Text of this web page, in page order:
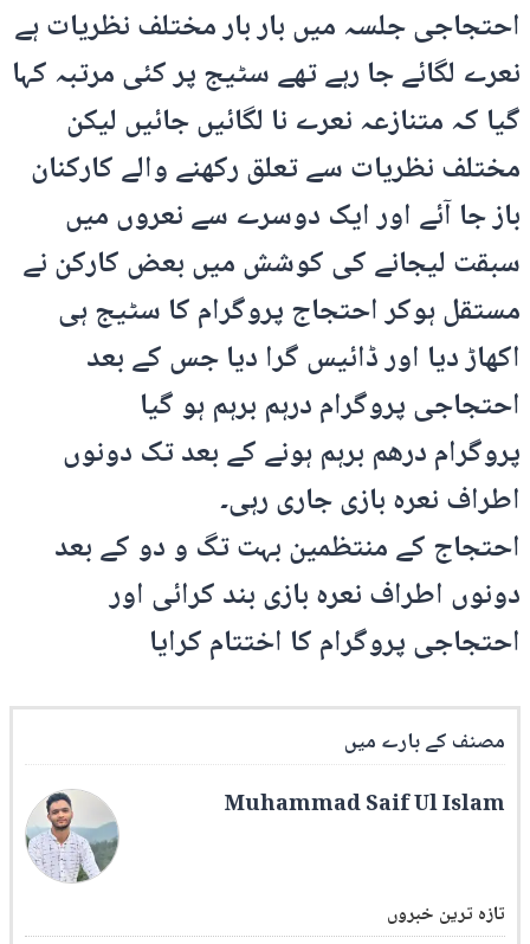
احتجاجی جلسہ میں بار بار مختلف نظریات ہے
نعرے لگائے جا رہے تھے سٹیج پر کئی مرتبہ کہا
گیا کہ متنازعہ نعرے نا لگائیں جائیں لیکن
مختلف نظریات سے تعلق رکھنے والے کارکنان
باز جا آئے اور ایک دوسرے سے نعروں میں
سبقت لیجانے کی کوشش میں بعض کارکن نے
مستقل ہوکر احتجاج پروگرام کا سٹیج ہی
اکھاڑ دیا اور ڈائیس گرا دیا جس کے بعد
احتجاجی پروگرام درہم برہم ہو گیا
پروگرام درھم برہم ہونے کے بعد تک دونوں
اطراف نعرہ بازی جاری رہی۔
احتجاج کے منتظمین بہت تگ و دو کے بعد
دونوں اطراف نعرہ بازی بند کرائی اور
احتجاجی پروگرام کا اختتام کرایا
مصنف کے بارے میں
Muhammad Saif Ul Islam
تازہ ترین خبروں